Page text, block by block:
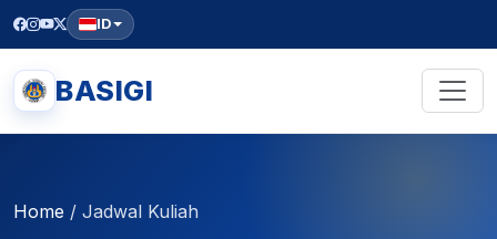
ID
BASIGI
Home / Jadwal Kuliah